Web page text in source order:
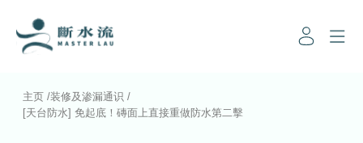
主页 /装修及渗漏通识 /
[天台防水] 免起底！磚面上直接重做防水第二擊